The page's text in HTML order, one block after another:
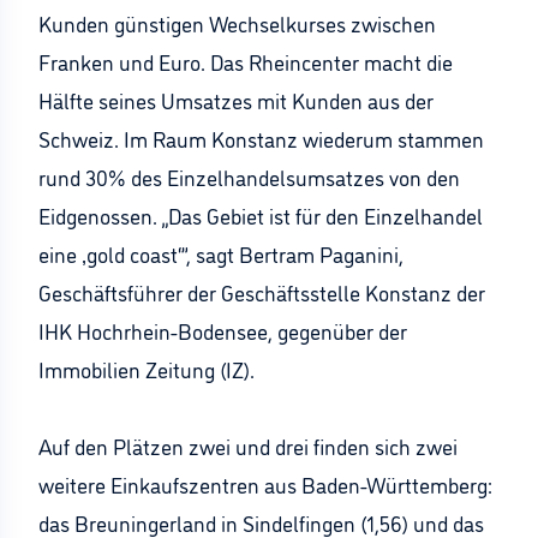
Kunden günstigen Wechselkurses zwischen
Franken und Euro. Das Rheincenter macht die
Hälfte seines Umsatzes mit Kunden aus der
Schweiz. Im Raum Konstanz wiederum stammen
rund 30% des Einzelhandelsumsatzes von den
Eidgenossen. „Das Gebiet ist für den Einzelhandel
eine ‚gold coast‘”, sagt Bertram Paganini,
Geschäftsführer der Geschäftsstelle Konstanz der
IHK Hochrhein-Bodensee, gegenüber der
Immobilien Zeitung (IZ).
Auf den Plätzen zwei und drei finden sich zwei
weitere Einkaufszentren aus Baden-Württemberg:
das Breuningerland in Sindelfingen (1,56) und das